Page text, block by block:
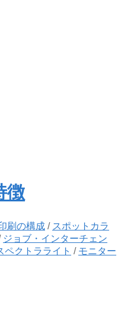
徴
刷の構成 / スポットカラ
ジョブ・インターチェン
ペクトラライト / モニター